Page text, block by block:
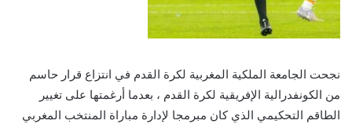
نجحت الجامعة الملكية المغربية لكرة القدم في انتزاع قرار حاسم
من الكونفدرالية الإفريقية لكرة القدم ، بعدما أرغمتها على تغيير
الطاقم التحكيمي الذي كان مبرمجا لإدارة مباراة المنتخب المغربي